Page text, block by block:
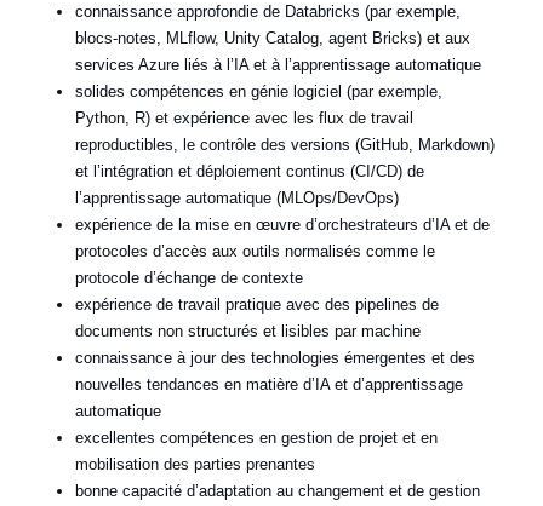
connaissance approfondie de Databricks (par exemple,
blocs-notes, MLflow, Unity Catalog, agent Bricks) et aux
services Azure liés à l’IA et à l’apprentissage automatique
solides compétences en génie logiciel (par exemple,
Python, R) et expérience avec les flux de travail
reproductibles, le contrôle des versions (GitHub, Markdown)
et l’intégration et déploiement continus (CI/CD) de
l’apprentissage automatique (MLOps/DevOps)
expérience de la mise en œuvre d’orchestrateurs d’IA et de
protocoles d’accès aux outils normalisés comme le
protocole d’échange de contexte
expérience de travail pratique avec des pipelines de
documents non structurés et lisibles par machine
connaissance à jour des technologies émergentes et des
nouvelles tendances en matière d’IA et d’apprentissage
automatique
excellentes compétences en gestion de projet et en
mobilisation des parties prenantes
bonne capacité d’adaptation au changement et de gestion